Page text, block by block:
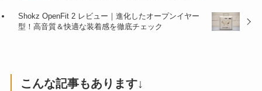
Shokz OpenFit 2 レビュー｜進化したオープンイヤー
型！高音質＆快適な装着感を徹底チェック
こんな記事もあります↓